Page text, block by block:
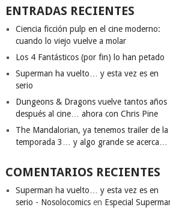
ENTRADAS RECIENTES
Ciencia ficción pulp en el cine moderno:
cuando lo viejo vuelve a molar
Los 4 Fantásticos (por fin) lo han petado
Superman ha vuelto… y esta vez es en
serio
Dungeons & Dragons vuelve tantos años
después al cine… ahora con Chris Pine
The Mandalorian, ya tenemos trailer de la
temporada 3… y algo grande se acerca…
COMENTARIOS RECIENTES
Superman ha vuelto… y esta vez es en
serio - Nosolocomics en Especial